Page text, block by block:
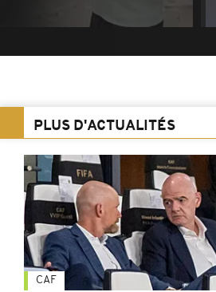
PLUS D'ACTUALITÉS
CAF